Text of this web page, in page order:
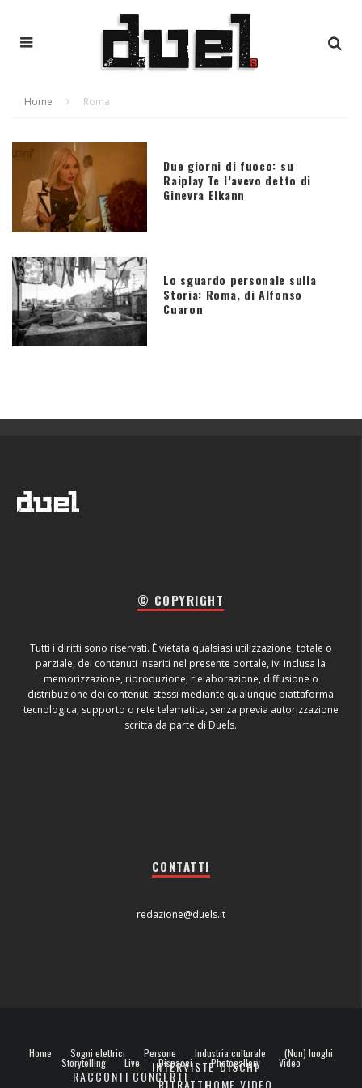
Home Roma
Due giorni di fuoco: su
Raiplay Te l’avevo detto di
Ginevra Elkann
Lo sguardo personale sulla
Storia: Roma, di Alfonso
Cuaron
© COPYRIGHT
Tutti i diritti sono riservati. È vietata qualsiasi utilizzazione, totale o
parziale, dei contenuti inseriti nel presente portale, ivi inclusa la
memorizzazione, riproduzione, rielaborazione, diffusione o
distribuzione dei contenuti stessi mediante qualunque piattaforma
tecnologica, supporto o rete telematica, senza previa autorizzazione
scritta da parte di Duels.
CONTATTI
redazione@duels.it
Home Sogni elettrici Persone
INTERVISTE
Industria culturale
DISCHI
(Non) luoghi
Storytelling
RACCONTI
Live
CONCERTI
Dispacci Photogallery Video